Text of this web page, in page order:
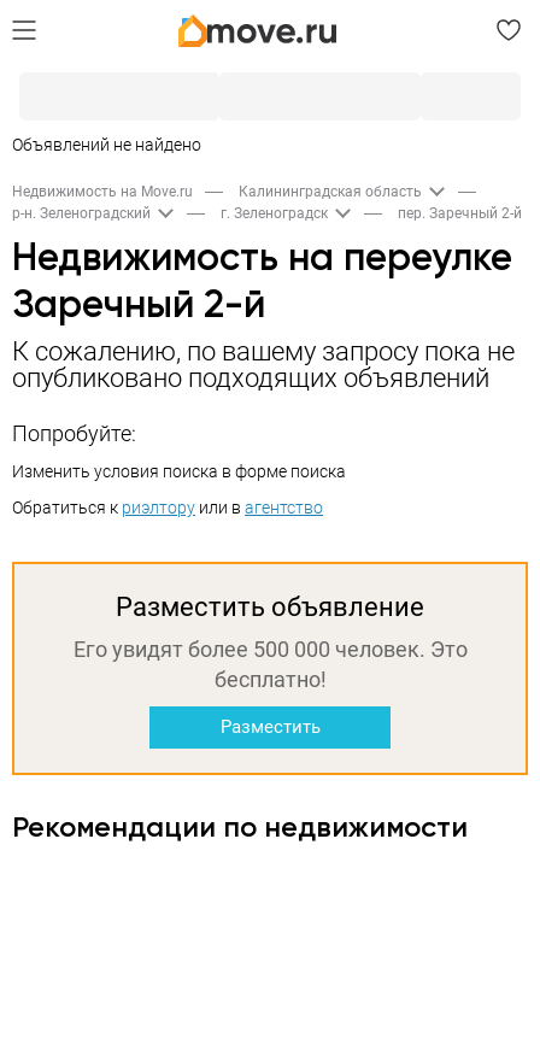
Объявлений не найдено
Недвижимость на Move.ru
Калининградская область
р-н. Зеленоградский
г. Зеленоградск пер. Заречный 2-й
Недвижимость на переулке
Заречный 2-й
К сожалению, по вашему запросу пока не
опубликовано подходящих объявлений
Попробуйте:
Изменить условия поиска в форме поиска
Обратиться к риэлтору или в агентство
Разместить объявление
Его увидят более 500 000 человек. Это
бесплатно!
Разместить
Рекомендации по недвижимости